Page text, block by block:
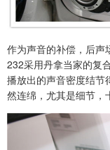
作为声音的补偿，后声
232采用丹拿当家的复
播放出的声音密度结节
然连绵，尤其是细节，